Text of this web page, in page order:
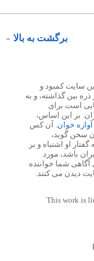
برگشت به بالا
گذاری شد. این سایت کمبود و
بین گذاشته، و به
است برای
بر این اساس،
آوازه خوان. آن کس
سخن گوید،
او اشتباه و بر
باشد، مورد
آگاهی شما خواننده
This work is